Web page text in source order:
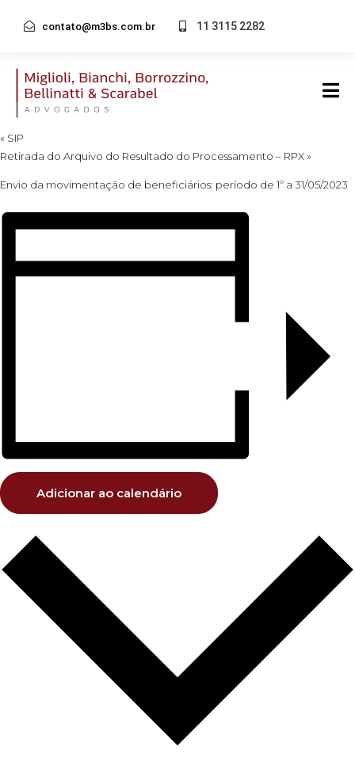
contato@m3bs.com.br
11 3115 2282
Este evento já passou.
SIB
junho 5, 2024
« SIP
Retirada do Arquivo do Resultado do Processamento – RPX»
Envio da movimentação de beneficiários: período de 1º a 31/05/2023
Adicionar ao calendário